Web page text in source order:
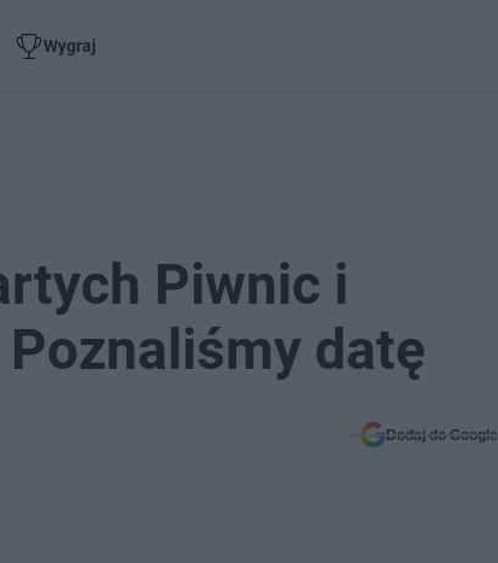
Wygraj
Piwnic i
datę
Dodaj do Google